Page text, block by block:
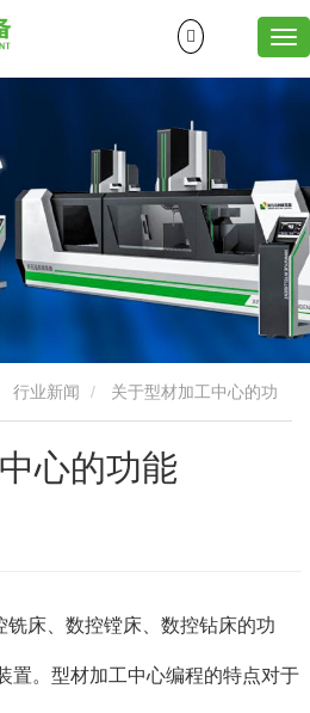
行业新闻
心的功能
铣床、数控镗床、数控钻床的功
置。型材加工中心编程的特点对于